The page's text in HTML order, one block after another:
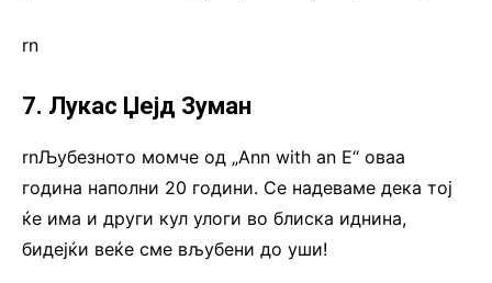
rn
7. Лукас Џејд Зуман
rnЉубезното момче од „Ann with an E“ оваа
година наполни 20 години. Се надеваме дека тој
ќе има и други кул улоги во блиска иднина,
бидејќи веќе сме вљубени до уши!